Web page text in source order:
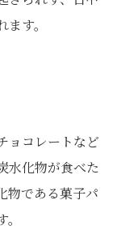
す。
ョコレートなど
水化物が食べた
物である菓子パ